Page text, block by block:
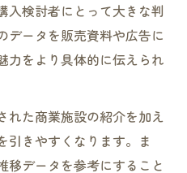
入検討者にとって大きな判
データを販売資料や広告に
力をより具体的に伝えられ
れた商業施設の紹介を加え
引きやすくなります。ま
移データを参考にすること